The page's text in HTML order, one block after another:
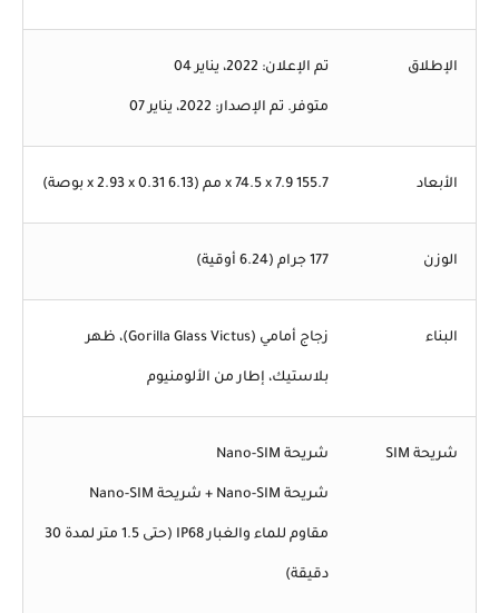
الإطلاق تم الإعلان: 2022، يناير 04
متوفر. تم الإصدار: 2022، يناير 07
الأبعاد 155.7 x 74.5 x 7.9 مم (6.13 x 2.93 x 0.31 بوصة)
الوزن 177 جرام (6.24 أوقية)
البناء زجاج أمامي (Gorilla Glass Victus)، ظهر
بلاستيك، إطار من الألومنيوم
شريحة SIM شريحة Nano-SIM
شريحة Nano-SIM + شريحة Nano-SIM
مقاوم للماء والغبار IP68 (حتى 1.5 متر لمدة 30
دقيقة)